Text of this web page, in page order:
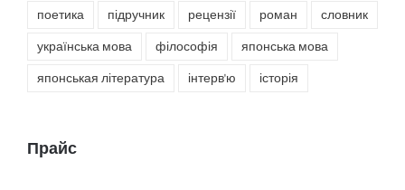
поетика підручник рецензії роман словник
українська мова філософія японська мова
японськая література інтерв'ю історія
Прайс